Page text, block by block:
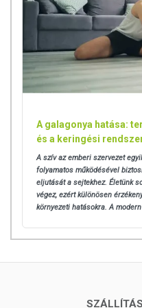
energiatermelésében,
vérben és javítja
placebokontrollos
csökkentheti a
falában. Ennek
MAGNÉZIUM:
5000, 20 éves
megfigyelték, hogy
tartalma, annál
megbetegedés. A
Az amerikai
A galagonya hatása:
és a keringési
A szív az emberi szervezet
folyamatos működésével
eljutását a sejtekhez. Életünk
végez, ezért különösen
környezeti hatásokra.A